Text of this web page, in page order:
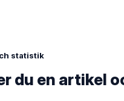
statistik
du en artikel